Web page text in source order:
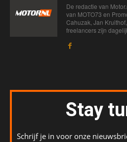
De redactie van
van MOTO73 en
Cahuzak, Jan
freelancers zijn
Stay
Schrijf je in voor onze